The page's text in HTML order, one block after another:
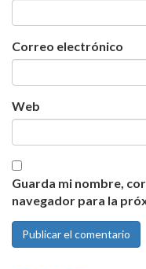
Correo electrónico
Web
Guarda mi nombre,
navegador para la